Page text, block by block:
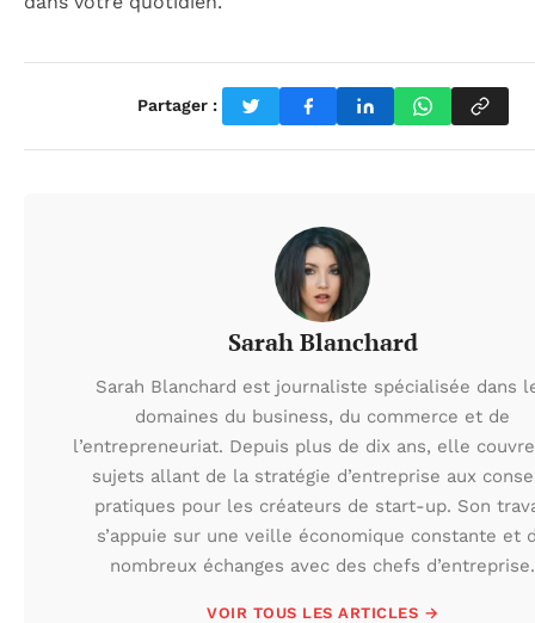
Partager :
Sarah Blanchard
Sarah Blanchard est journaliste spécialisée dans
domaines du business, du commerce et de
l’entrepreneuriat. Depuis plus de dix ans, elle
sujets allant de la stratégie d’entreprise aux
pratiques pour les créateurs de start-up. Son
s’appuie sur une veille économique constante et
nombreux échanges avec des chefs d’entreprise.
VOIR TOUS LES ARTICLES →